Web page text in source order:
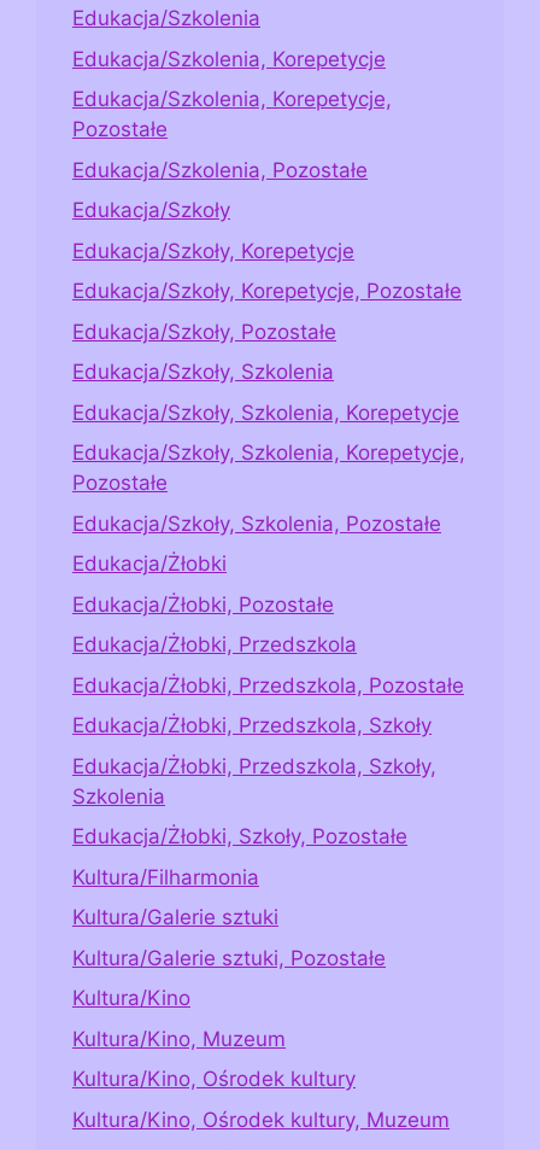
Edukacja/Szkolenia
Edukacja/Szkolenia, Korepetycje
Edukacja/Szkolenia, Korepetycje,
Pozostałe
Edukacja/Szkolenia, Pozostałe
Edukacja/Szkoły
Edukacja/Szkoły, Korepetycje
Edukacja/Szkoły, Korepetycje, Pozostałe
Edukacja/Szkoły, Pozostałe
Edukacja/Szkoły, Szkolenia
Edukacja/Szkoły, Szkolenia, Korepetycje
Edukacja/Szkoły, Szkolenia, Korepetycje,
Pozostałe
Edukacja/Szkoły, Szkolenia, Pozostałe
Edukacja/Żłobki
Edukacja/Żłobki, Pozostałe
Edukacja/Żłobki, Przedszkola
Edukacja/Żłobki, Przedszkola, Pozostałe
Edukacja/Żłobki, Przedszkola, Szkoły
Edukacja/Żłobki, Przedszkola, Szkoły,
Szkolenia
Edukacja/Żłobki, Szkoły, Pozostałe
Kultura/Filharmonia
Kultura/Galerie sztuki
Kultura/Galerie sztuki, Pozostałe
Kultura/Kino
Kultura/Kino, Muzeum
Kultura/Kino, Ośrodek kultury
Kultura/Kino, Ośrodek kultury, Muzeum